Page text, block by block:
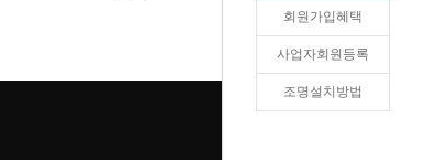
HOME>취미/펫>악기
회원가입혜택
사업자회원등록
조명설치방법